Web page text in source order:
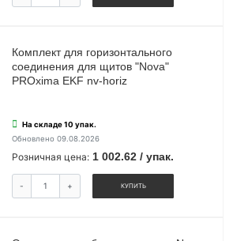
Комплект для горизонтального
соединения для щитов "Nova"
PROxima EKF nv-horiz
На складе 10 упак.
Обновлено 09.08.2026
Розничная цена: 1 002.62 / упак.
- + КУПИТЬ